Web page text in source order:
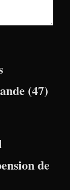
(47)
de